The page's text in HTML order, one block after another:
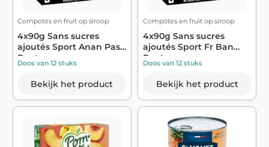
Compotes en fruit op siroop
4x90g Sans sucres
ajoutés Sport Anan Pass
Ppot
Doos van 12 stuks
Bekijk het product
Compotes en fruit op siroop
4x90g Sans sucres
ajoutés Sport Fr Ban
Ppote
Doos van 12 stuks
Bekijk het product